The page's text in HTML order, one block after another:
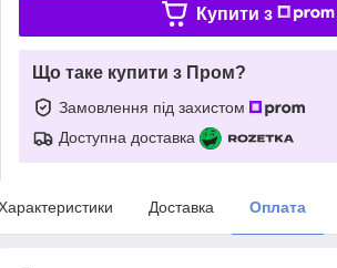
Купити з
Що таке купити з Пром?
Замовлення під захистом
Доступна доставка
Доставка Оплата